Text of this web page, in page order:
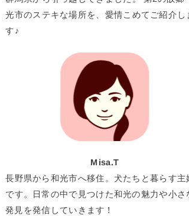
光市のステキな場所を、愛情こめてご紹介し
す♪
Misa.T
長野県から和光市へ移住。犬たちと暮らす主
です。日常の中で見つけた和光の魅力や小さ
発見を発信していきます！